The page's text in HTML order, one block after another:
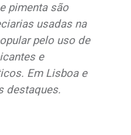
pimenta são
usadas na
pelo uso de
e
Em Lisboa e
destaques.